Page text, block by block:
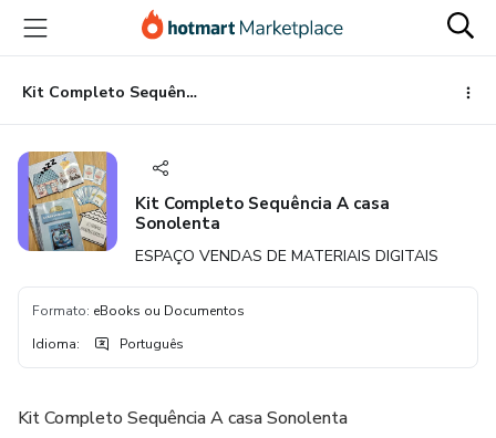
para
conteúdo
principal
para
pagamento
para
rodapé
Kit Completo Sequência A casa Sonolenta
Kit Completo Sequência A casa
Sonolenta
ESPAÇO VENDAS DE MATERIAIS DIGITAIS
Formato: eBooks ou Documentos
Idioma: Português
Kit Completo Sequência A casa Sonolenta